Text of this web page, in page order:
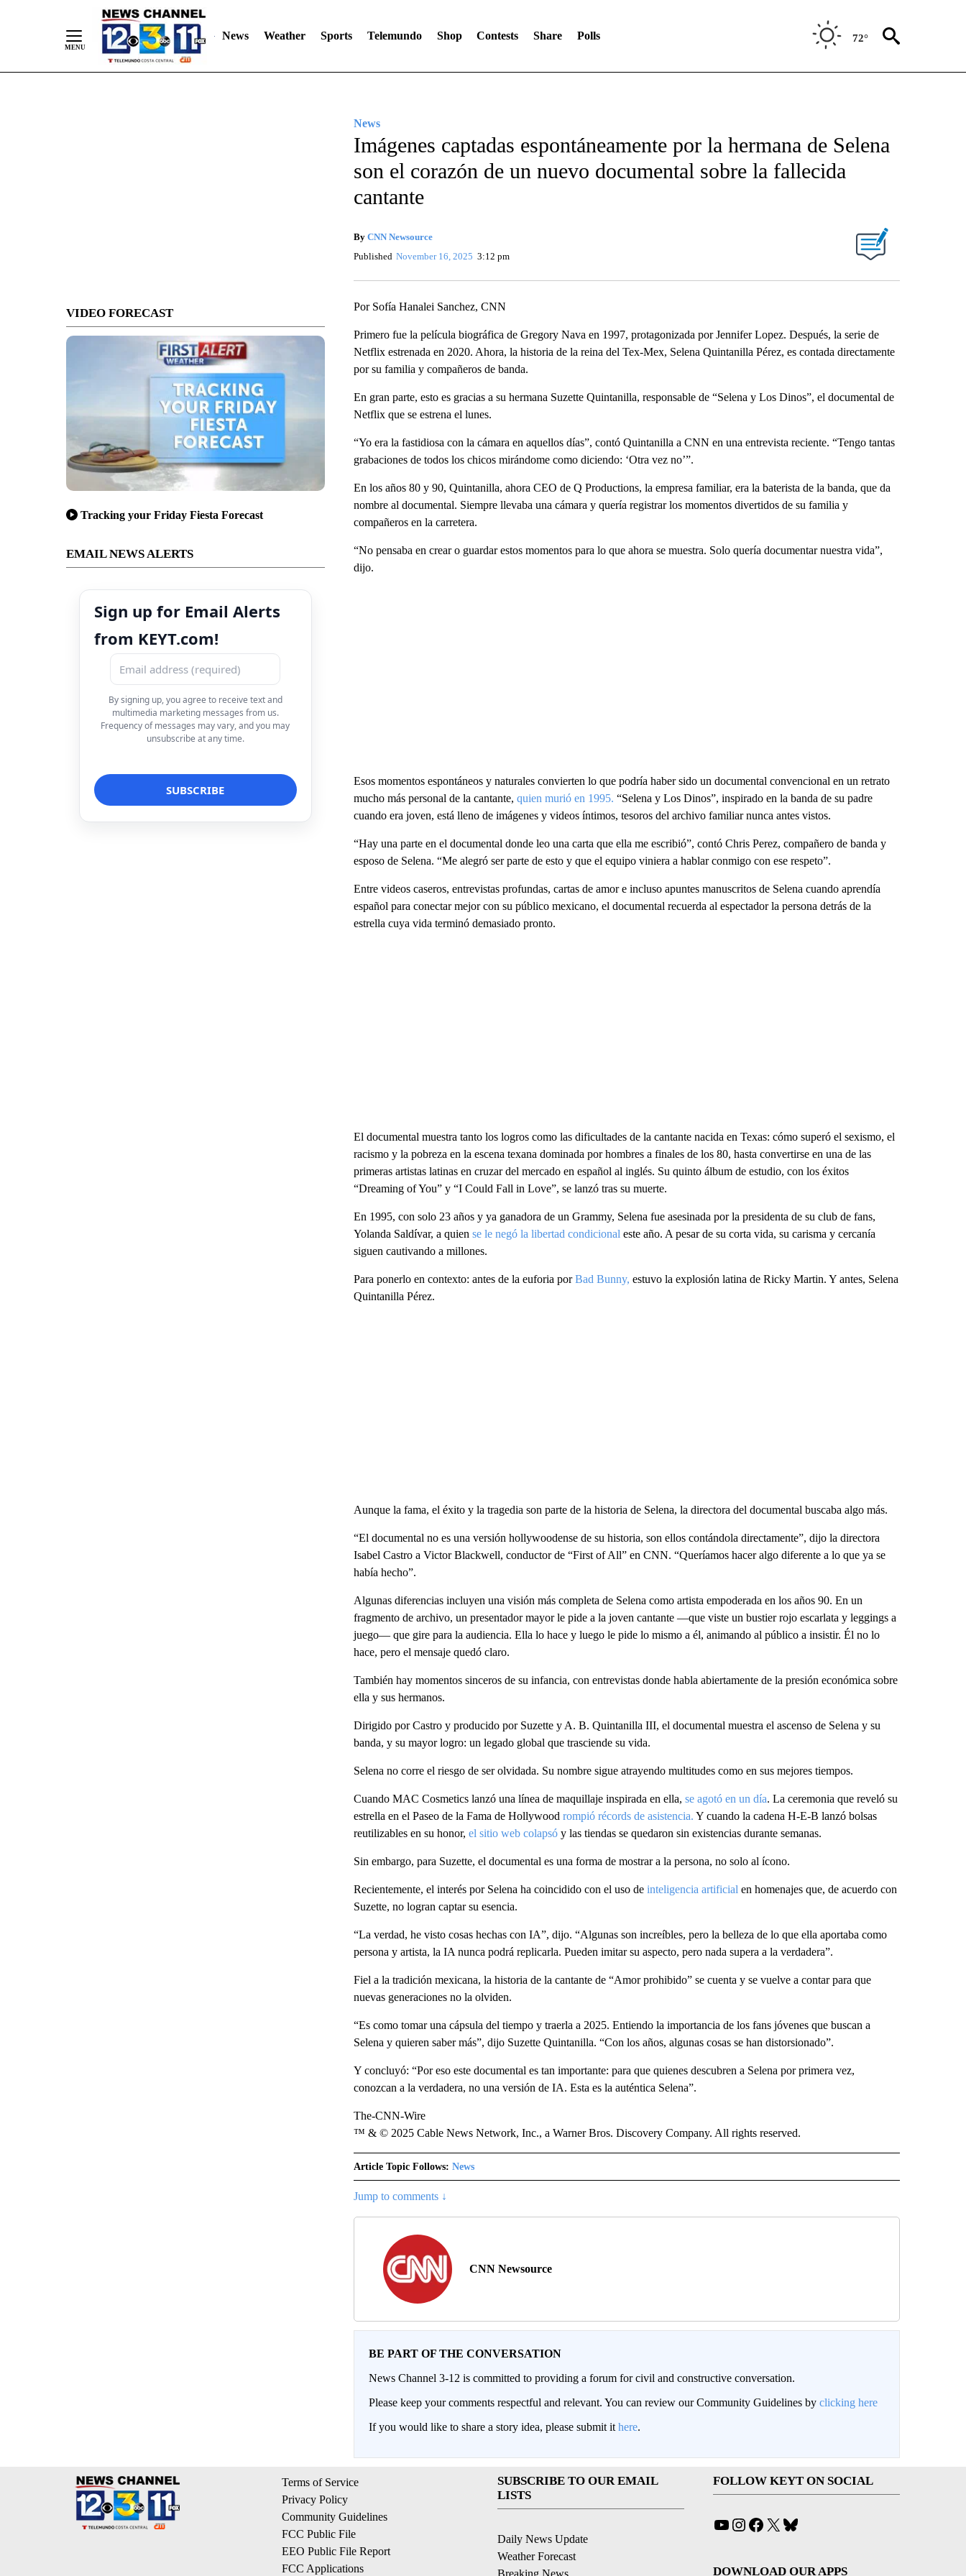
News Weather Sports Telemundo Shop Contests Share Polls 72°
VIDEO FORECAST
Tracking your Friday Fiesta Forecast
EMAIL NEWS ALERTS
Sign up for Email Alerts
from KEYT.com!
By signing up, you agree to receive text and
multimedia marketing messages from us.
Frequency of messages may vary, and you may
unsubscribe at any time.
News
Imágenes captadas espontáneamente por la hermana de Selena
son el corazón de un nuevo documental sobre la fallecida
cantante
By CNN Newsource
Published November 16, 2025 3:12 pm
Por Sofía Hanalei Sanchez, CNN
Primero fue la película biográfica de Gregory Nava en 1997, protagonizada por Jennifer Lopez. Después, la serie de
Netflix estrenada en 2020. Ahora, la historia de la reina del Tex-Mex, Selena Quintanilla Pérez, es contada directamente
por su familia y compañeros de banda.
En gran parte, esto es gracias a su hermana Suzette Quintanilla, responsable de “Selena y Los Dinos”, el documental de
Netflix que se estrena el lunes.
“Yo era la fastidiosa con la cámara en aquellos días”, contó Quintanilla a CNN en una entrevista reciente. “Tengo tantas
grabaciones de todos los chicos mirándome como diciendo: ‘Otra vez no’”.
En los años 80 y 90, Quintanilla, ahora CEO de Q Productions, la empresa familiar, era la baterista de la banda, que da
nombre al documental. Siempre llevaba una cámara y quería registrar los momentos divertidos de su familia y
compañeros en la carretera.
“No pensaba en crear o guardar estos momentos para lo que ahora se muestra. Solo quería documentar nuestra vida”,
dijo.
Esos momentos espontáneos y naturales convierten lo que podría haber sido un documental convencional en un retrato
mucho más personal de la cantante, quien murió en 1995. “Selena y Los Dinos”, inspirado en la banda de su padre
cuando era joven, está lleno de imágenes y videos íntimos, tesoros del archivo familiar nunca antes vistos.
“Hay una parte en el documental donde leo una carta que ella me escribió”, contó Chris Perez, compañero de banda y
esposo de Selena. “Me alegró ser parte de esto y que el equipo viniera a hablar conmigo con ese respeto”.
Entre videos caseros, entrevistas profundas, cartas de amor e incluso apuntes manuscritos de Selena cuando aprendía
español para conectar mejor con su público mexicano, el documental recuerda al espectador la persona detrás de la
estrella cuya vida terminó demasiado pronto.
El documental muestra tanto los logros como las dificultades de la cantante nacida en Texas: cómo superó el sexismo, el
racismo y la pobreza en la escena texana dominada por hombres a finales de los 80, hasta convertirse en una de las
primeras artistas latinas en cruzar del mercado en español al inglés. Su quinto álbum de estudio, con los éxitos
“Dreaming of You” y “I Could Fall in Love”, se lanzó tras su muerte.
En 1995, con solo 23 años y ya ganadora de un Grammy, Selena fue asesinada por la presidenta de su club de fans,
Yolanda Saldívar, a quien se le negó la libertad condicional este año. A pesar de su corta vida, su carisma y cercanía
siguen cautivando a millones.
Para ponerlo en contexto: antes de la euforia porBad Bunny, estuvo la explosión latina de Ricky Martin. Y antes, Selena
Quintanilla Pérez.
Aunque la fama, el éxito y la tragedia son parte de la historia de Selena, la directora del documental buscaba algo más.
“El documental no es una versión hollywoodense de su historia, son ellos contándola directamente”, dijo la directora
Isabel Castro a Victor Blackwell, conductor de “First of All” en CNN. “Queríamos hacer algo diferente a lo que ya se
había hecho”.
Algunas diferencias incluyen una visión más completa de Selena como artista empoderada en los años 90. En un
fragmento de archivo, un presentador mayor le pide a la joven cantante —que viste un bustier rojo escarlata y leggings a
juego— que gire para la audiencia. Ella lo hace y luego le pide lo mismo a él, animando al público a insistir. Él no lo
hace, pero el mensaje quedó claro.
También hay momentos sinceros de su infancia, con entrevistas donde habla abiertamente de la presión económica sobre
ella y sus hermanos.
Dirigido por Castro y producido por Suzette y A. B. Quintanilla III, el documental muestra el ascenso de Selena y su
banda, y su mayor logro: un legado global que trasciende su vida.
Selena no corre el riesgo de ser olvidada. Su nombre sigue atrayendo multitudes como en sus mejores tiempos.
Cuando MAC Cosmetics lanzó una línea de maquillaje inspirada en ella, se agotó en un día. La ceremonia que reveló su
estrella en el Paseo de la Fama de Hollywood rompió récords de asistencia. Y cuando la cadena H-E-B lanzó bolsas
reutilizables en su honor, el sitio web colapsóy las tiendas se quedaron sin existencias durante semanas.
Sin embargo, para Suzette, el documental es una forma de mostrar a la persona, no solo al ícono.
Recientemente, el interés por Selena ha coincidido con el uso deinteligencia artificial en homenajes que, de acuerdo con
Suzette, no logran captar su esencia.
“La verdad, he visto cosas hechas con IA”, dijo. “Algunas son increíbles, pero la belleza de lo que ella aportaba como
persona y artista, la IA nunca podrá replicarla. Pueden imitar su aspecto, pero nada supera a la verdadera”.
Fiel a la tradición mexicana, la historia de la cantante de “Amor prohibido” se cuenta y se vuelve a contar para que
nuevas generaciones no la olviden.
“Es como tomar una cápsula del tiempo y traerla a 2025. Entiendo la importancia de los fans jóvenes que buscan a
Selena y quieren saber más”, dijo Suzette Quintanilla. “Con los años, algunas cosas se han distorsionado”.
Y concluyó: “Por eso este documental es tan importante: para que quienes descubren a Selena por primera vez,
conozcan a la verdadera, no una versión de IA. Esta es la auténtica Selena”.
The-CNN-Wire
™ & © 2025 Cable News Network, Inc., a Warner Bros. Discovery Company. All rights reserved.
Article Topic Follows: News
Jump to comments ↓
CNN Newsource
BE PART OF THE CONVERSATION
News Channel 3-12 is committed to providing a forum for civil and constructive conversation.
Please keep your comments respectful and relevant. You can review our Community Guidelines by clicking here
If you would like to share a story idea, please submit it here.
Terms of Service
Privacy Policy
Community Guidelines
FCC Public File
EEO Public File Report
FCC Applications
SUBSCRIBE TO OUR EMAIL
LISTS
Daily News Update
Weather Forecast
Breaking News
FOLLOW KEYT ON SOCIAL
YouTube
Instagram
Facebook
X
DOWNLOAD OUR APPS